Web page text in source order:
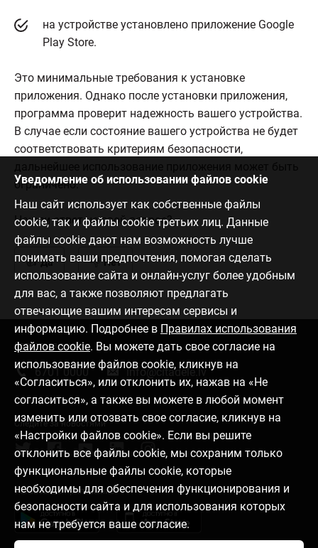
на устройстве установлено приложение Google
Play Store.
Это минимальные требования к установке
приложения. Однако после установки приложения,
программа проверит надежность вашего устройства.
В случае если состояние вашего устройства не будет
соответствовать критериям безопасности,
ограничено.
Нашли ответ на свой вопрос?
Да Нет
Уведомление об использовании файлов cookie
Наш сайт использует как собственные файлы
cookie, так и файлы cookie третьих лиц. Данные
файлы cookie дают нам возможность лучше
понимать ваши предпочтения, помогая сделать
использование сайта и онлайн-услуг более удобным
для вас, а также позволяют предлагать
отвечающие вашим интересам сервисы и
информацию. Подробнее в Правилах использования
файлов cookie. Вы можете дать свое согласие на
использование файлов cookie, кликнув на
«Согласиться», или отклонить их, нажав на «Не
согласиться», а также вы можете в любой момент
изменить или отозвать свое согласие, кликнув на
«Настройки файлов cookie». Если вы решите
отклонить все файлы cookie, мы сохраним только
функциональные файлы cookie, которые
необходимы для обеспечения функционирования и
безопасности сайта и для использования которых
нам не требуется ваше согласие.
Связаться с нами
6701 0000 info@citadele.lv
Следите за новостями
Установить приложение